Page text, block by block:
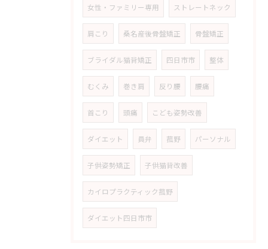
女性・ファミリー専用 ストレートネック
肩こり 桑名産後骨盤矯正 骨盤矯正
ブライダル猫背矯正 四日市市 整体
むくみ 巻き肩 反り腰 腰痛
首こり 頭痛 こども姿勢改善
ダイエット 員弁 菰野 パーソナル
子供姿勢矯正 子供猫背改善
カイロプラクティック菰野
ダイエット四日市市